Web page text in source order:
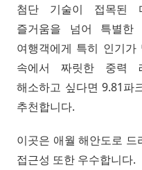
첨단 기술이 접목된
즐거움을 넘어 특별
여행객에게 특히 인기
속에서 짜릿한 중력
해소하고 싶다면 9.81파
추천합니다.
이곳은 애월 해안도로
접근성 또한 우수합니다.